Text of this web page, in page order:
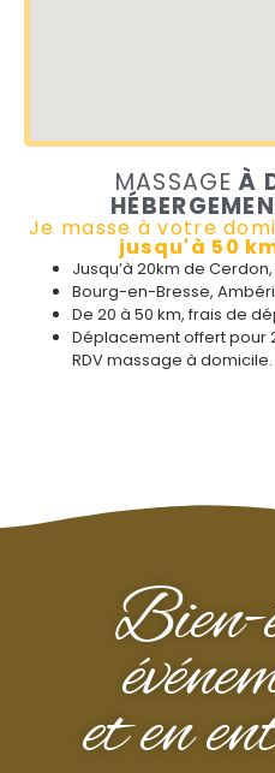
MASSAGE À
Je masse à votre
jusqu'à 50 km
Jusqu’à 20km de
Bourg-en-Bresse,
De 20 à 50 km, frais de
Déplacement offert pour
RDV massage à domicile.
Bien-
et en